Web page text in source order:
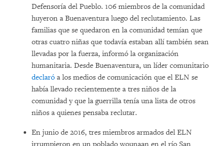
Defensoría del Pueblo. 106 miembros de la comunidad
huyeron a Buenaventura luego del reclutamiento. Las
familias que se quedaron en la comunidad temían que
otras cuatro niñas que todavía estaban allí también sean
llevadas por la fuerza, informó la organización
humanitaria. Desde Buenaventura, un líder comunitario
declaró a los medios de comunicación que el ELN se
había llevado recientemente a tres niños de la
comunidad y que la guerrilla tenía una lista de otros
niños a quienes pensaba reclutar.
En junio de 2016, tres miembros armados del ELN